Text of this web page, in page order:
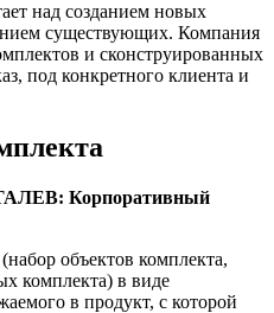
над созданием новых
существующих. Компания
и сконструированных
под конкретного клиента и
Корпоративный
объектов комплекта,
комплекта) в виде
в продукт, с которой